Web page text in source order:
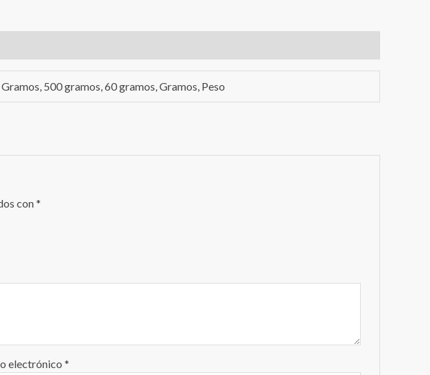
500 gramos, 60 gramos, Gramos, Peso
con*
electrónico*